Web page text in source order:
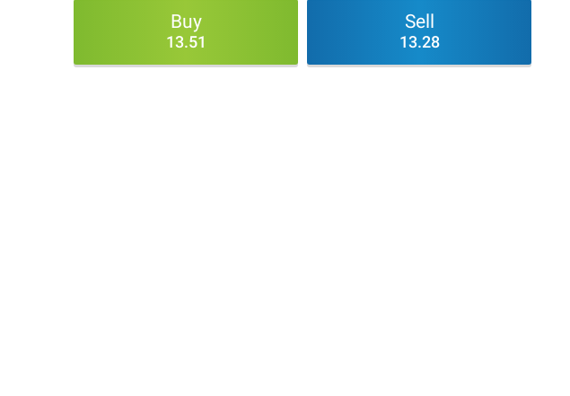
Buy
13.51
Sell
13.28